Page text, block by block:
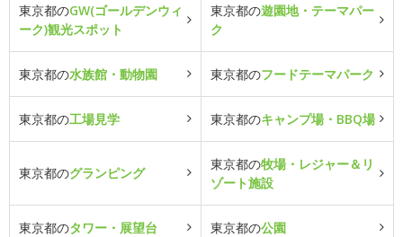
東京都のGW(ゴールデンウィ
ーク)観光スポット
東京都の遊園地・テーマパー
ク
東京都の水族館・動物園 東京都のフードテーマパーク
東京都の工場見学 東京都のキャンプ場・BBQ場
東京都のグランピング
東京都の牧場・レジャー＆リ
ゾート施設
東京都のタワー・展望台 東京都の公園